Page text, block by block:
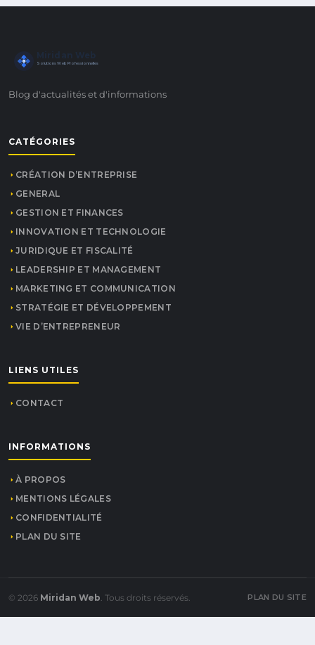
Miridan Web
Solutions Web Professionnelles
Blog d'actualités et d'informations
CATÉGORIES
CRÉATION D’ENTREPRISE
GENERAL
GESTION ET FINANCES
INNOVATION ET TECHNOLOGIE
JURIDIQUE ET FISCALITÉ
LEADERSHIP ET MANAGEMENT
MARKETING ET COMMUNICATION
STRATÉGIE ET DÉVELOPPEMENT
VIE D’ENTREPRENEUR
LIENS UTILES
CONTACT
INFORMATIONS
À PROPOS
MENTIONS LÉGALES
CONFIDENTIALITÉ
PLAN DU SITE
© 2026 Miridan Web. Tous droits réservés. PLAN DU SITE